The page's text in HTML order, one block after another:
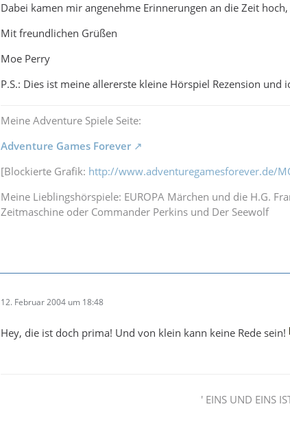
Dabei kamen mir angenehme Erinnerungen an die Zeit
Mit freundlichen Grüßen
Moe Perry
P.S.: Dies ist meine allererste kleine Hörspiel Rezension und
Meine Adventure Spiele Seite:
Adventure Games Forever
[Blockierte Grafik: http://www.adventuregamesforever.de/
Meine Lieblingshörspiele: EUROPA Märchen und die H.G.
Zeitmaschine oder Commander Perkins und Der Seewolf
12. Februar 2004 um 18:48
Hey, die ist doch prima! Und von klein kann keine Rede sein!
' EINS UND EINS